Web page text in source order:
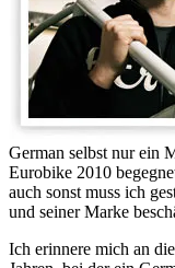
German selbst nur ein
Eurobike 2010
auch sonst muss ich
und seiner Marke
Ich erinnere mich an